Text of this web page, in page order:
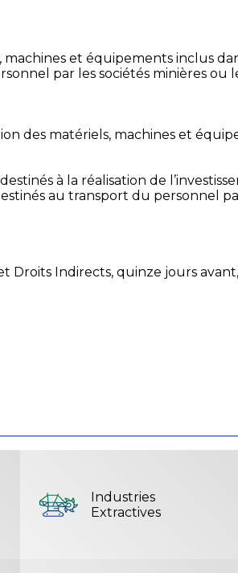
et équipements inclus
par les sociétés minières ou
des matériels, machines et
à la réalisation de
au transport du personnel
Droits Indirects, quinze jours
Industries
Extractives